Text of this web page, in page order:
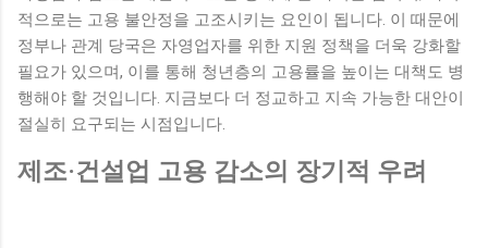
적으로는 고용 불안정을 고조시키는 요인이 됩니다. 이 때문에
정부나 관계 당국은 자영업자를 위한 지원 정책을 더욱 강화할
필요가 있으며, 이를 통해 청년층의 고용률을 높이는 대책도 병
행해야 할 것입니다. 지금보다 더 정교하고 지속 가능한 대안이
절실히 요구되는 시점입니다.
제조·건설업 고용 감소의 장기적 우려